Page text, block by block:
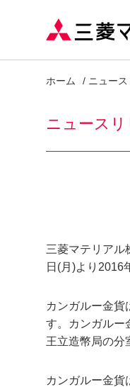
ホーム ニュース
ニュースリ
三菱マテリア
日(月)より2016
カンガルー金貨
す。カンガルー
王立造幣局の分
カンガルー金貨